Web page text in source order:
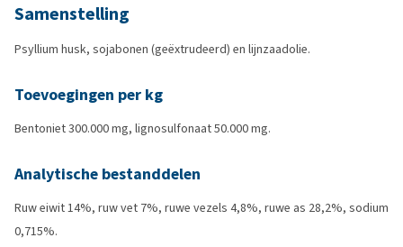
Samenstelling
Psyllium husk, sojabonen (geëxtrudeerd) en lijnzaadolie.
Toevoegingen per kg
Bentoniet 300.000 mg, lignosulfonaat 50.000 mg.
Analytische bestanddelen
Ruw eiwit 14%, ruw vet 7%, ruwe vezels 4,8%, ruwe as 28,2%, sodium
0,715%.